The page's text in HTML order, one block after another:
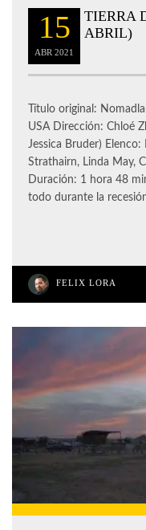
15
ABR 2021
TIERRA
ABRIL)
Título original:
USA Dirección: Chloé
Jessica Bruder)
Strathairn, Linda May,
Duración: 1 hora 48
todo durante la
FELIX LORA